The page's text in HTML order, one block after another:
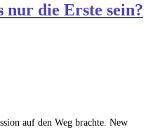
nur die Erste sein?
auf den Weg brachte. New